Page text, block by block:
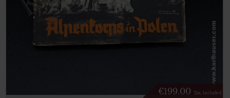
€199.00 Tax. included